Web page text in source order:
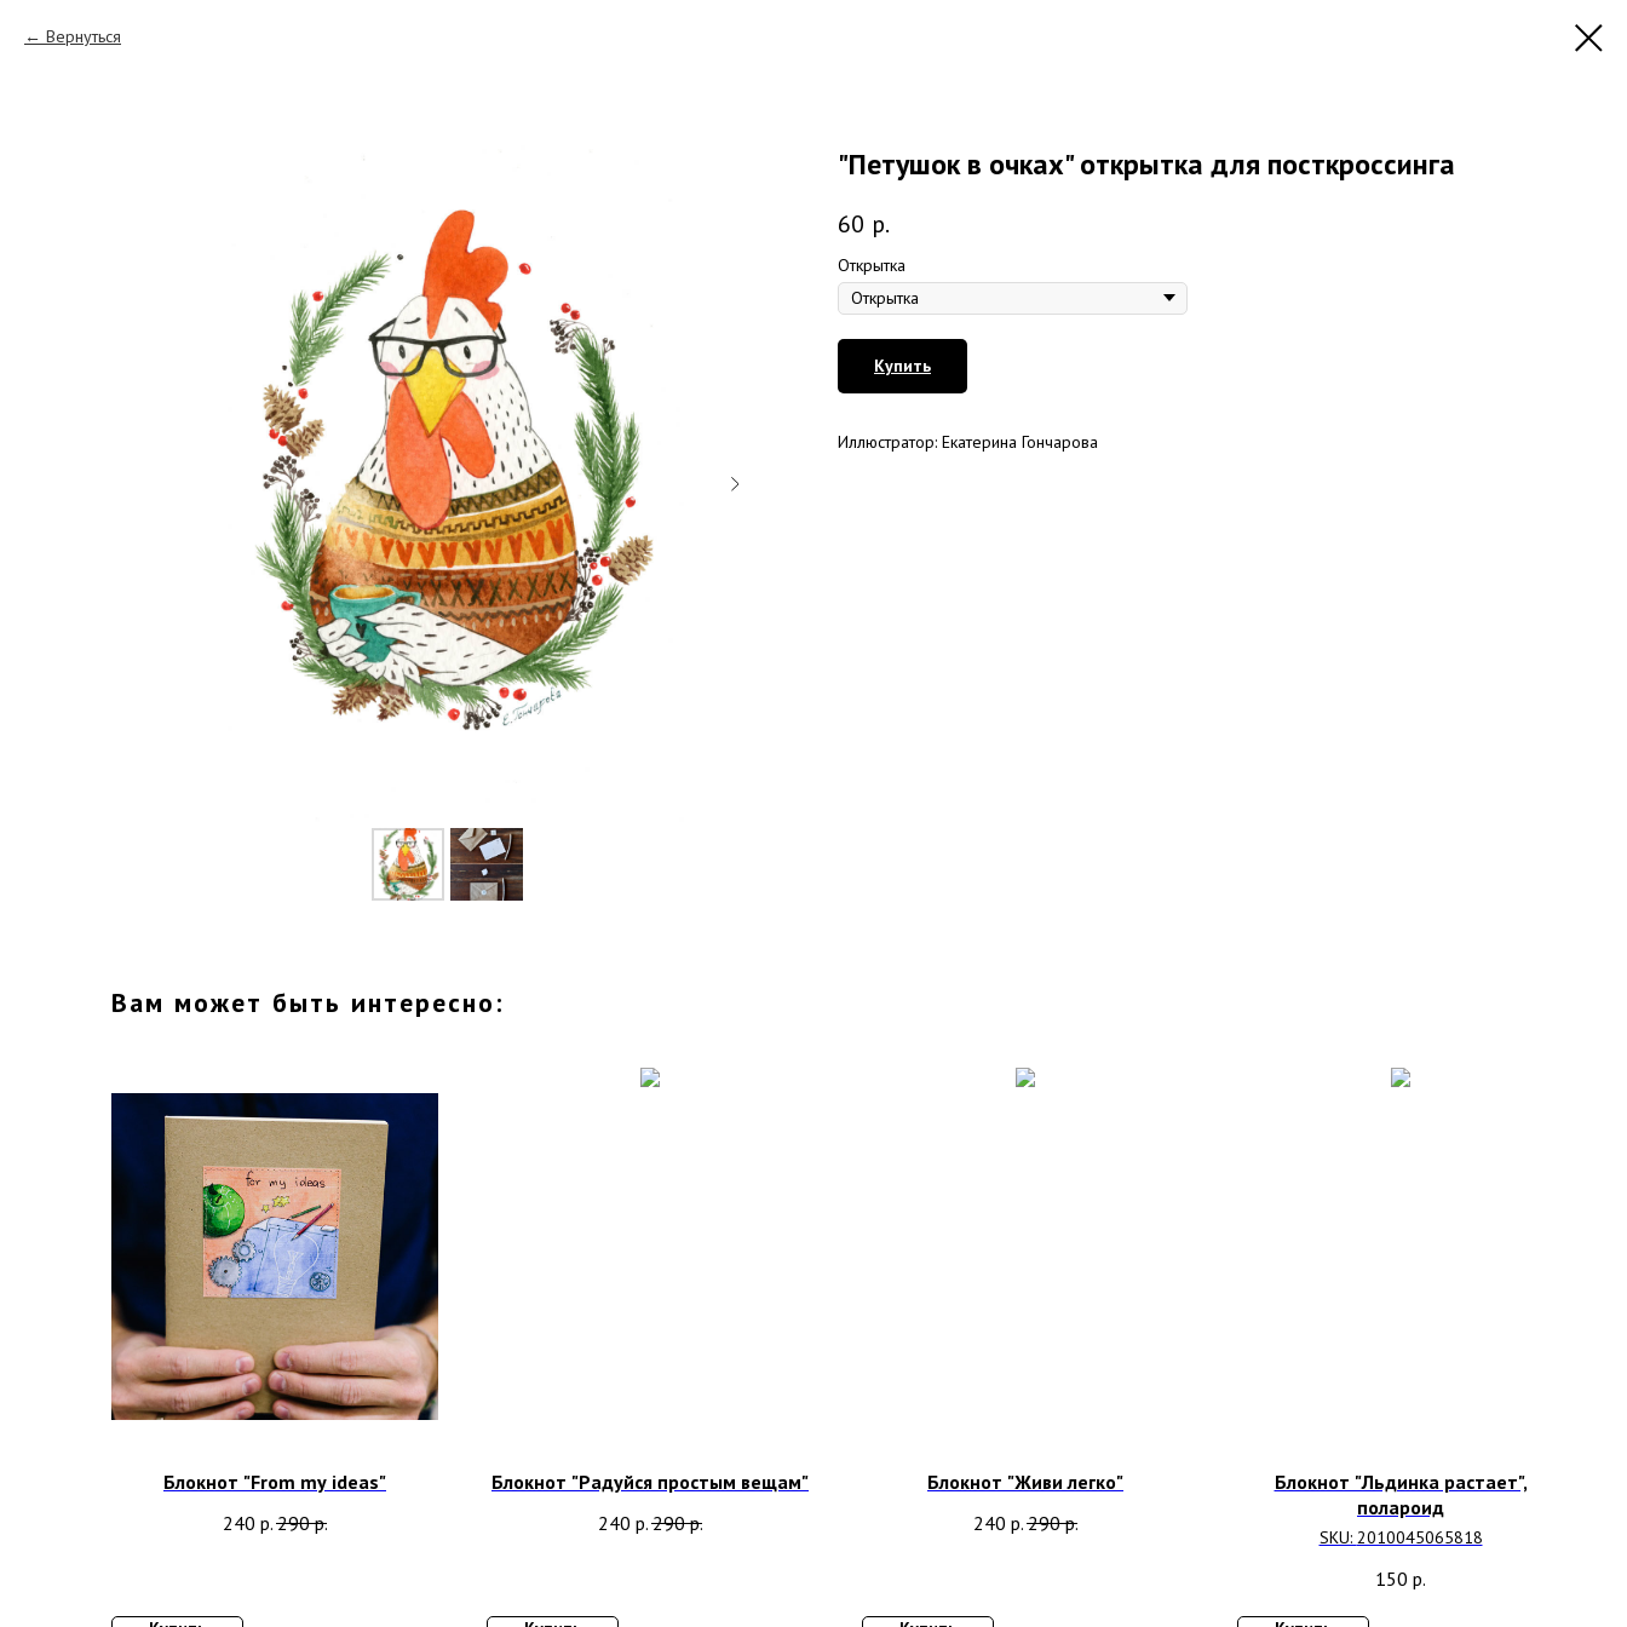
Вернуться
"Петушок в очках" открытка для посткроссинга
60 р.
Открытка
Купить
Иллюстратор: Екатерина Гончарова
Вам может быть интересно:
Блокнот "From my ideas"
240 р.290 р.
Блокнот "Радуйся простым вещам"
240 р.290 р.
Блокнот "Живи легко"
240 р.290 р.
Блокнот "Льдинка растает",
полароид
SKU: 2010045065818
150 р.